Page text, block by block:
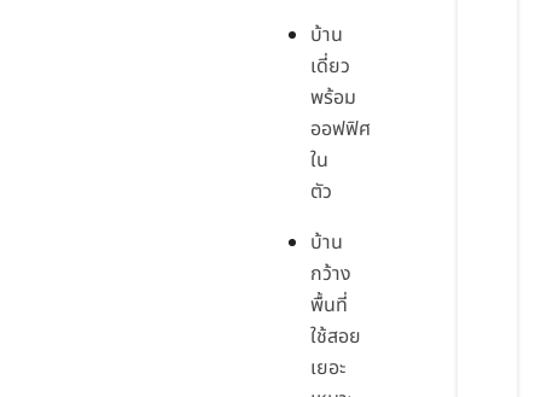
บ้าน
เดี่ยว
พร้อม
ออฟฟิศ
ใน
ตัว
บ้าน
กว้าง
พื้นที่
ใช้สอย
เยอะ